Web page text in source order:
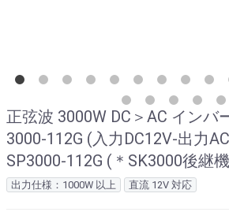
正弦波 3000W DC＞AC インバ
3000-112G (入力DC12V-出力
SP3000-112G (＊SK3000後継
出力仕様：1000W 以上 直流 12V 対応